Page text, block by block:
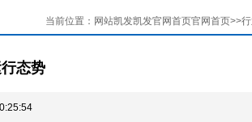
当前位置：网站凯发凯发官网首页官网首页>>
态势